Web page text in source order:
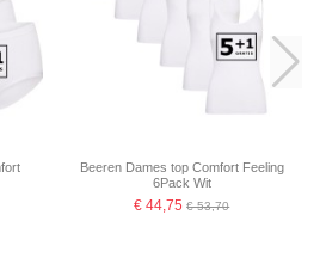
Beeren Dames top Comfort Feeling
6Pack Wit
€ 44,75€ 53,70